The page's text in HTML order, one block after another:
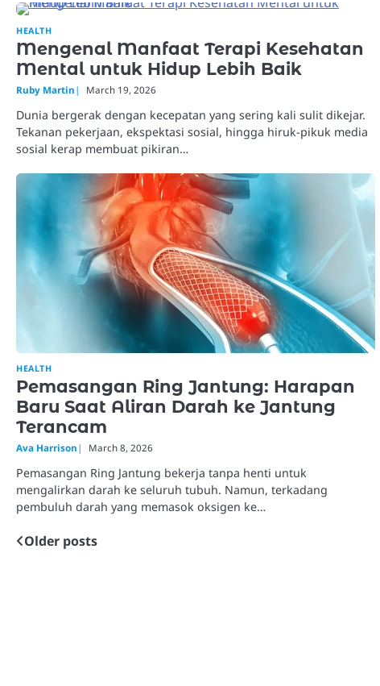
HEALTH
Mengenal Manfaat Terapi Kesehatan
Mental untuk Hidup Lebih Baik
Ruby Martin March 19, 2026
Dunia bergerak dengan kecepatan yang sering kali sulit dikejar.
Tekanan pekerjaan, ekspektasi sosial, hingga hiruk-pikuk media
sosial kerap membuat pikiran…
HEALTH
Pemasangan Ring Jantung: Harapan
Baru Saat Aliran Darah ke Jantung
Terancam
Ava Harrison March 8, 2026
Pemasangan Ring Jantung bekerja tanpa henti untuk
mengalirkan darah ke seluruh tubuh. Namun, terkadang
pembuluh darah yang memasok oksigen ke…
Posts
Older posts